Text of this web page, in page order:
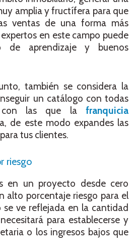
amplia y fructífera para que
ventas de una forma más
en este campo puede
de aprendizaje y buenos
también se considera la
un catálogo con todas
con las que la franquicia
de este modo expandes las
tus clientes.
riesgo
en un proyecto desde cero
alto porcentaje riesgo para el
se ve reflejada en la cantidad
para establecerse y
o los ingresos bajos que